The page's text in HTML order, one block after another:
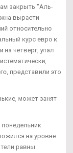
закрыть "Аль-
вырасти
относительно
курс евро к
четверг, упал
представили это
может занят
понедельник
на уровне
равны